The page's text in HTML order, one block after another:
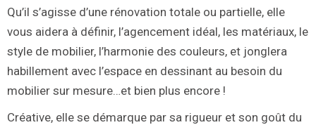
Qu’il s’agisse d’une rénovation totale ou partielle, elle
vous aidera à définir, l’agencement idéal, les matériaux, le
style de mobilier, l’harmonie des couleurs, et jonglera
habillement avec l’espace en dessinant au besoin du
mobilier sur mesure…et bien plus encore !
Créative, elle se démarque par sa rigueur et son goût du